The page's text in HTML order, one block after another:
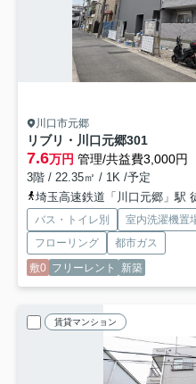
川口市元郷
リブリ・川口元郷301
7.6万円 管理/共益費3,000円
3階 / 22.35㎡ / 1K /予定
埼玉高速鉄道「川口元郷」駅
バス・トイレ別 室内洗濯機置
フローリング
都市ガス
敷0 フリーレント 新築
賃貸マンション